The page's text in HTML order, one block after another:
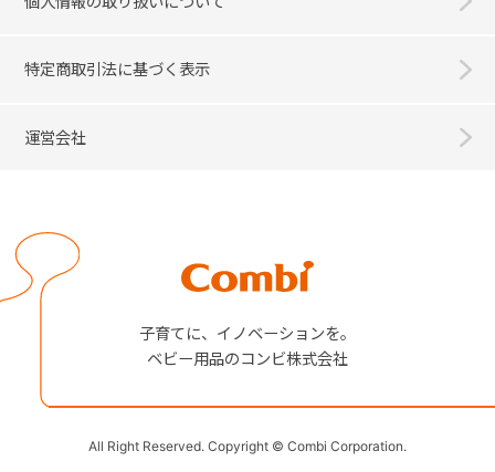
特定商取引法に基づく表示
運営会社
子育てに、イノベーションを。
ベビー用品のコンビ株式会社
All Right Reserved. Copyright © Combi Corporation.